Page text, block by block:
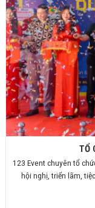
TỔ
123 Event chuyên tổ
hội nghị, triển lãm,